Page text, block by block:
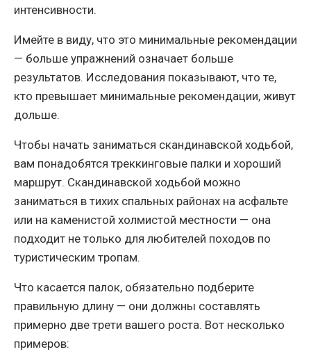
интенсивности.
Имейте в виду, что это минимальные рекомендации
— больше упражнений означает больше
результатов. Исследования показывают, что те,
кто превышает минимальные рекомендации, живут
дольше.
Чтобы начать заниматься скандинавской ходьбой,
вам понадобятся треккинговые палки и хороший
маршрут. Скандинавской ходьбой можно
заниматься в тихих спальных районах на асфальте
или на каменистой холмистой местности — она
подходит не только для любителей походов по
туристическим тропам.
Что касается палок, обязательно подберите
правильную длину — они должны составлять
примерно две трети вашего роста. Вот несколько
примеров: